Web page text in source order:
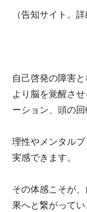
（告知サイト。
自己啓発の障害
より脳を覚醒さ
ーション、頭の回
理性やメンタル
実感できます。
その体感こそが
果へと繋がって